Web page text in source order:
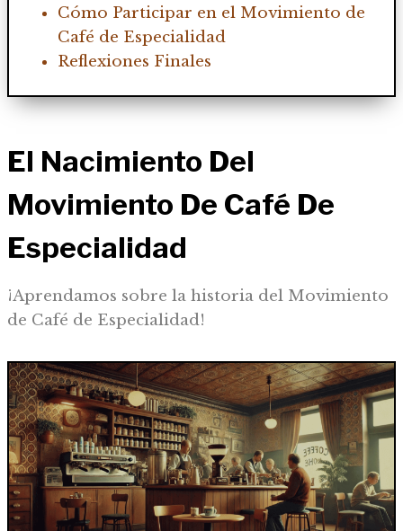
Cómo Participar en el Movimiento de
Café de Especialidad
Reflexiones Finales
El Nacimiento Del
Movimiento De Café De
Especialidad
¡Aprendamos sobre la historia del Movimiento
de Café de Especialidad!